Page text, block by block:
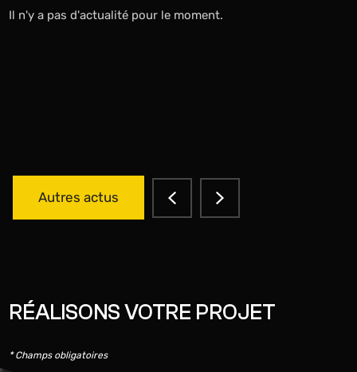
Il n'y a pas d'actualité pour le moment.
Autres actus
RÉALISONS VOTRE PROJET
* Champs obligatoires